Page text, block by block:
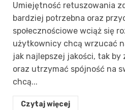
Umiejętność retuszowania
bardziej potrzebna oraz
społecznościowe wciąż się
użytkownicy chcą wrzucać
jak najlepszej jakości, tak
oraz utrzymać spójność na
chcą...
Czytaj więcej